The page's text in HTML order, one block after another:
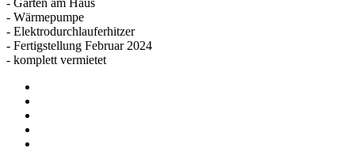
- Wärmepumpe
- Elektrodurchlauferhitzer
- Fertigstellung Februar 2024
- komplett vermietet